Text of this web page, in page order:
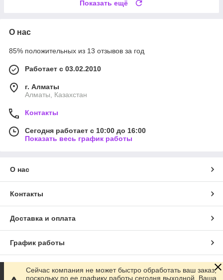
Показать ещё
О нас
85% положительных из 13 отзывов за год
Работает с 03.02.2010
г. Алматы
Алматы, Казахстан
Контакты
Сегодня работает с 10:00 до 16:00
Показать весь график работы
О нас
Контакты
Доставка и оплата
График работы
Полная версия сайта
Сейчас компания не может быстро обработать ваш заказ,
поскольку по ее графику работы сегодня выходной. Ваша